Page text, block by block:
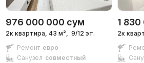
976 000 000 сум
2к квартира, 43 м²,
9/12 эт.
Ремонт евро
Санузел совместный
1
2к